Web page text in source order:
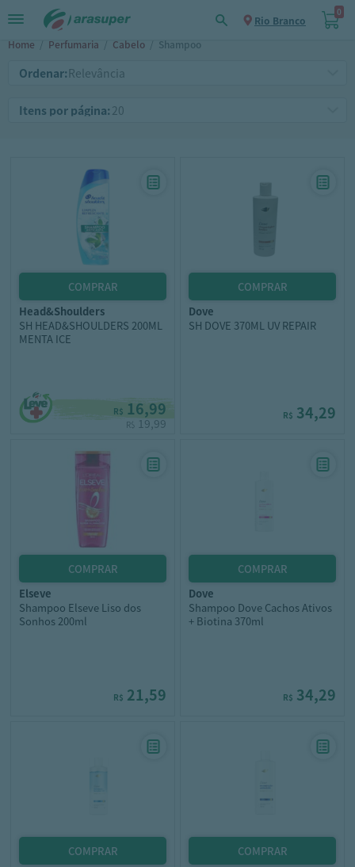
Rio Branco
0
Home / Perfumaria / Cabelo / Shampoo
Ordenar:
Itens por página:
head&shoulders
SH HEAD&SHOULDERS 200ML
MENTA ICE
R$ 16,99
R$ 19,99
dove
SH DOVE 370ML UV REPAIR
R$ 34,29
elseve
Shampoo Elseve Liso dos
Sonhos 200ml
R$ 21,59
dove
Shampoo Dove Cachos Ativos
+ Biotina 370ml
R$ 34,29